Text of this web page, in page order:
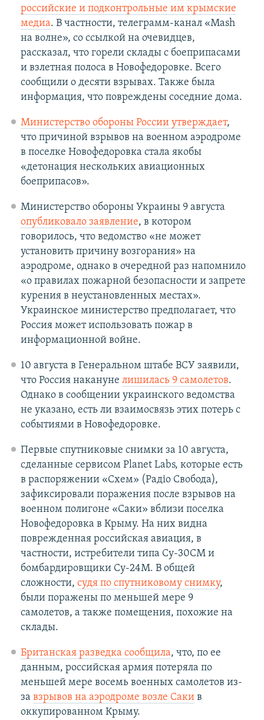
российские и подконтрольные им крымские
медиа. В частности, телеграмм-канал «Mash
на волне», со ссылкой на очевидцев,
рассказал, что горели склады с боеприпасами
и взлетная полоса в Новофедоровке. Всего
сообщили о десяти взрывах. Также была
информация, что повреждены соседние дома.
Министерство обороны России утверждает,
что причиной взрывов на военном аэродроме
в поселке Новофедоровка стала якобы
«детонация нескольких авиационных
боеприпасов».
Министерство обороны Украины 9 августа
опубликовало заявление, в котором
говорилось, что ведомство «не может
установить причину возгорания» на
аэродроме, однако в очередной раз напомнило
«о правилах пожарной безопасности и запрете
курения в неустановленных местах».
Украинское министерство предполагает, что
Россия может использовать пожар в
информационной войне.
10 августа в Генеральном штабе ВСУ заявили,
что Россия накануне лишилась 9 самолетов.
Однако в сообщении украинского ведомства
не указано, есть ли взаимосвязь этих потерь с
событиями в Новофедоровке.
Первые спутниковые снимки за 10 августа,
сделанные сервисом Planet Labs, которые есть
в распоряжении «Схем» (Радіо Свобода),
зафиксировали поражения после взрывов на
военном полигоне «Саки» вблизи поселка
Новофедоровка в Крыму. На них видна
поврежденная российская авиация, в
частности, истребители типа Су-30СМ и
бомбардировщики Су-24М. В общей
сложности, судя по спутниковому снимку,
были поражены по меньшей мере 9
самолетов, а также помещения, похожие на
склады.
Британская разведка сообщила, что, по ее
данным, российская армия потеряла по
меньшей мере восемь военных самолетов из-
за взрывов на аэродроме возле Сакив
оккупированном Крыму.